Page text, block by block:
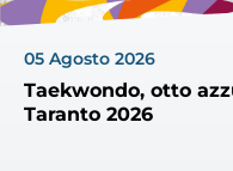
Competizioni
Tesseramento
Licenze WT
05 Agosto 2026
Taekwondo, otto
Taranto 2026